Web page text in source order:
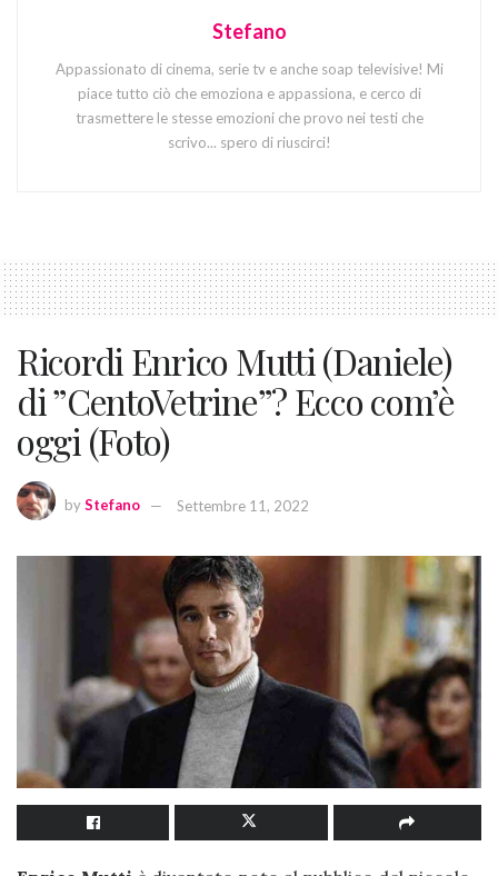
Stefano
Appassionato di cinema, serie tv e anche soap televisive! Mi
piace tutto ciò che emoziona e appassiona, e cerco di
trasmettere le stesse emozioni che provo nei testi che
scrivo... spero di riuscirci!
Ricordi Enrico Mutti (Daniele)
di ”CentoVetrine”? Ecco com’è
oggi (Foto)
byStefano Settembre 11, 2022